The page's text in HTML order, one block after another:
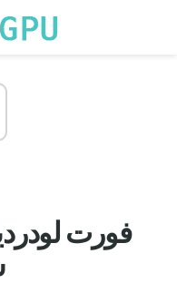
فورت